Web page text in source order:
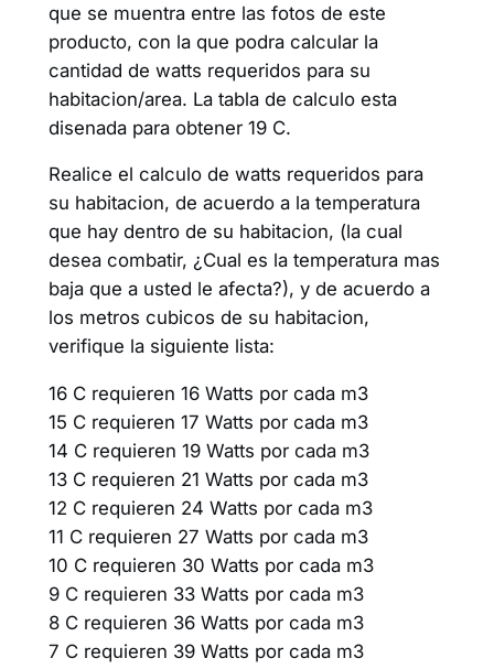
que se muentra entre las fotos de este
producto, con la que podra calcular la
cantidad de watts requeridos para su
habitacion/area. La tabla de calculo esta
disenada para obtener 19 C.
Realice el calculo de watts requeridos para
su habitacion, de acuerdo a la temperatura
que hay dentro de su habitacion, (la cual
desea combatir, ¿Cual es la temperatura mas
baja que a usted le afecta?), y de acuerdo a
los metros cubicos de su habitacion,
verifique la siguiente lista:
16 C requieren 16 Watts por cada m3
15 C requieren 17 Watts por cada m3
14 C requieren 19 Watts por cada m3
13 C requieren 21 Watts por cada m3
12 C requieren 24 Watts por cada m3
11 C requieren 27 Watts por cada m3
10 C requieren 30 Watts por cada m3
9 C requieren 33 Watts por cada m3
8 C requieren 36 Watts por cada m3
7 C requieren 39 Watts por cada m3